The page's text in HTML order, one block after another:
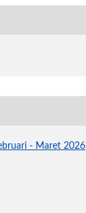
- Maret 2026